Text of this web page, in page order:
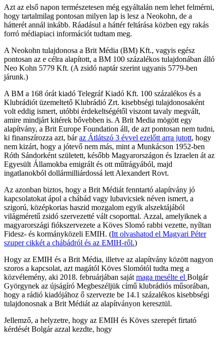
Azt az első napon természetesen még egyáltalán nem lehet felmérni,
hogy tartalmilag pontosan milyen lap is lesz a Neokohn, de a
hátterét annál inkább. Ráadásul a háttér feltárása közben egy rakás
forró médiapiaci információt tudtam meg.
A Neokohn tulajdonosa a Brit Média (BM) Kft., vagyis egész
pontosan az e célra alapított, a BM 100 százalékos tulajdonában álló
Neo Kohn 5779 Kft. (A zsidó naptár szerint ugyanis 5779-ben
járunk.)
A BM a 168 órát kiadó Telegráf Kiadó Kft. 100 százalékos és a
Klubrádiót üzemeltető Klubrádió Zrt. kisebbségi tulajdonosaként
volt eddig ismert, utóbbi érdekeltségétől viszont tavaly megvált,
amire mindjárt kitérek bővebben is. A Brit Media mögött egy
alapítvány, a Brit Europe Foundation áll, de azt pontosan nem tudni,
ki finanszírozza azt, báraz Átlátszó 3 évvel ezelőtt arra jutott, hogy
nem kizárt, hogy a jótevő nem más, mint a Munkácson 1952-ben
Róth Sándorként született, később Magyarországon és Izraelen át az
Egyesült Államokba emigrált és ott műtrágyából, majd
ingatlanokból dollármilliárdossá lett Alexandert Rovt.
Az azonban biztos, hogy a Brit Médiát fenntartó alapítvány jó
kapcsolatokat ápol a chábád vagy lubavicsiek néven ismert, a
szigorú, középkorias haszid mozgalom egyik alszektájából
világméretű zsidó szervezetté vált csoporttal. Azzal, amelyiknek a
magyarországi fiókszervezete a Köves Slomó rabbi vezette, nyíltan
Fidesz- és kormányközeli EMIH. (Itt olvashatod el Magyari Péter
szuper cikkét a chábádról és az EMIH-ről.)
Hogy az EMIH és a Brit Média, illetve az alapítvány között nagyon
szoros a kapcsolat, azt magától Köves Slomótól tudta meg a
közvélemény, aki 2018. februárjában saját maga mesélte el Bolgár
Györgynek az újságíró Megbeszéljük című klubrádiós műsorában,
hogy a rádió kiadójához ő szervezte be 14.1 százalékos kisebbségi
tulajdonosnak a Brit Médiát az alapítványon keresztül.
Jellemző, a helyzetre, hogy az EMIH és Köves szerepét firtató
kérdését Bolgár azzal kezdte, hogy